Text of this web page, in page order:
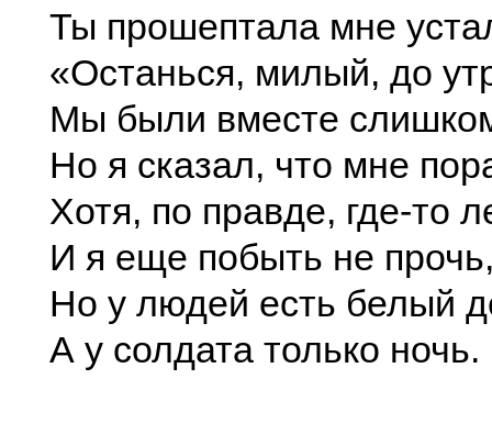
Ты прошептала мне
«Останься, милый, до
Мы были вместе
Но я сказал, что мне
Хотя, по правде, где-то
И я еще побыть не
Но у людей есть белый
А у солдата только ночь.